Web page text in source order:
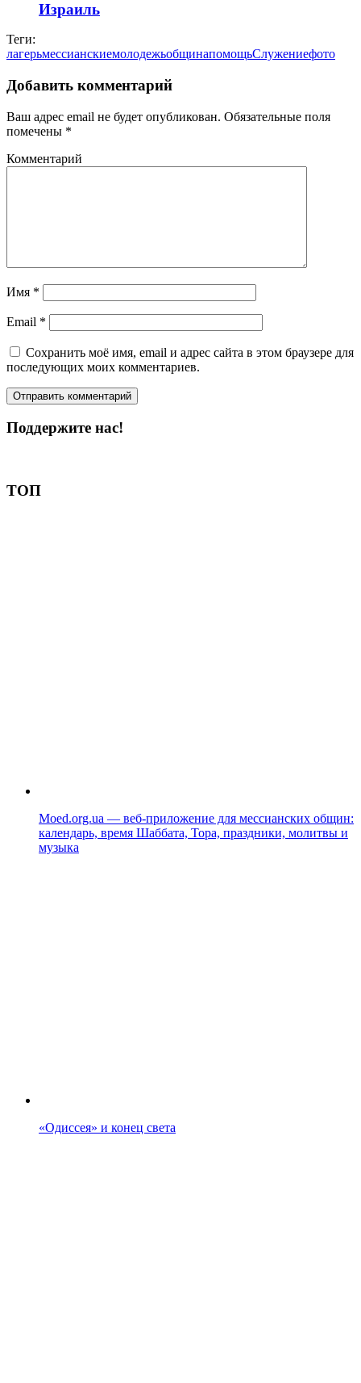
Израиль
Теги:
лагерьмессианскиемолодежьобщинапомощьСлужениефото
Добавить комментарий
Ваш адрес email не будет опубликован. Обязательные поля
помечены *
Комментарий
Имя *
Email *
Сохранить моё имя, email и адрес сайта в этом браузере для
последующих моих комментариев.
Поддержите нас!
ТОП
Moed.org.ua — веб-приложение для мессианских общин:
календарь, время Шаббата, Тора, праздники, молитвы и
музыка
«Одиссея» и конец света